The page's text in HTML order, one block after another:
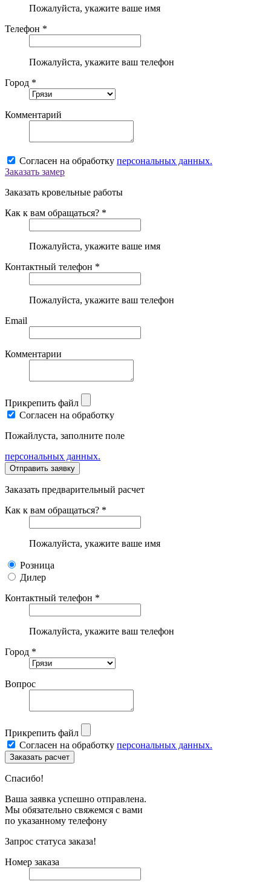
Пожалуйста, укажите ваше имя
Телефон *
Пожалуйста, укажите ваш телефон
Город *
Комментарий
Согласен на обработку персональных данных.
Заказать замер
Заказать кровельные работы
Как к вам обращаться? *
Пожалуйста, укажите ваше имя
Контактный телефон *
Пожалуйста, укажите ваш телефон
Email
Комментарии
Прикрепить файл
Согласен на обработку
Пожайлуста, заполните поле
персональных данных.
Заказать предварительный расчет
Как к вам обращаться? *
Пожалуйста, укажите ваше имя
Розница
Дилер
Контактный телефон *
Пожалуйста, укажите ваш телефон
Город *
Вопрос
Прикрепить файл
Согласен на обработку персональных данных.
Спасибо!
Ваша заявка успешно отправлена.
Мы обязательно свяжемся с вами
по указанному телефону
Запрос статуса заказа!
Номер заказа